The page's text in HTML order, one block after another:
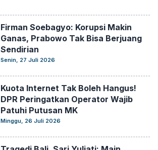
Firman Soebagyo: Korupsi Makin
Ganas, Prabowo Tak Bisa Berjuang
Sendirian
Senin, 27 Juli 2026
Kuota Internet Tak Boleh Hangus!
DPR Peringatkan Operator Wajib
Patuhi Putusan MK
Minggu, 26 Juli 2026